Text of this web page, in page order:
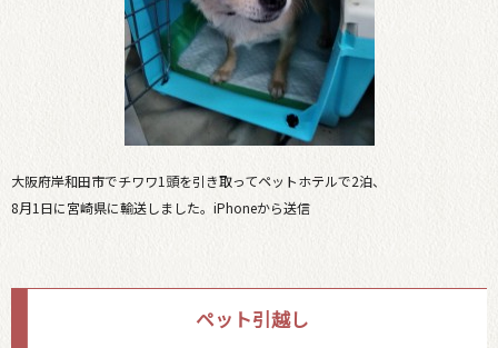
大阪府岸和田市でチワワ1頭を引き取ってペットホテルで2泊、
8月1日に宮崎県に輸送しました。iPhoneから送信
ペット引越し